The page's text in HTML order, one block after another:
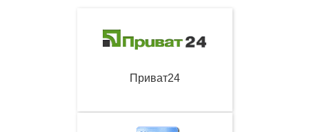
Приват24